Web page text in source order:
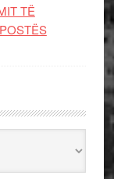
TË